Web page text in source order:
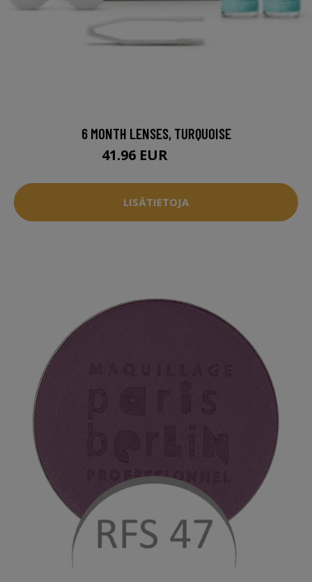
6 MONTH LENSES, TURQUOISE
41.96 EUR
LISÄTIETOJA